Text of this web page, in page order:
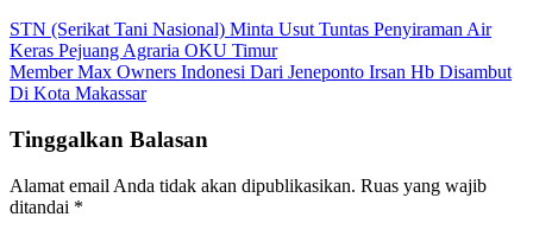
STN (Serikat Tani Nasional) Minta Usut Tuntas Penyiraman Air
Keras Pejuang Agraria OKU Timur
Member Max Owners Indonesi Dari Jeneponto Irsan Hb Disambut
Di Kota Makassar
Tinggalkan Balasan
Alamat email Anda tidak akan dipublikasikan. Ruas yang wajib
ditandai *